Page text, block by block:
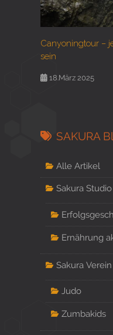
Canyoningtour –
sein
18.März 2025
SAKURA
Alle Artikel
Sakura Studio
Ernährung
Sakura Verein
Judo
Zumbakids